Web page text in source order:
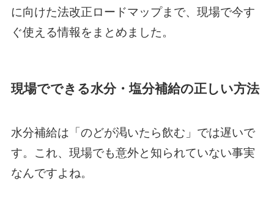
に向けた法改正ロードマップまで、現場で今す
ぐ使える情報をまとめました。
現場でできる水分・塩分補給の正しい方法
水分補給は「のどが渇いたら飲む」では遅いで
す。これ、現場でも意外と知られていない事実
なんですよね。